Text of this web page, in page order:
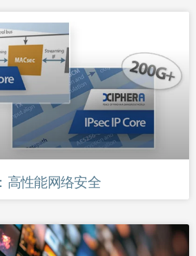
高性能网络安全